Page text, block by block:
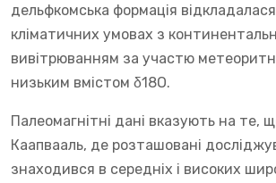
дельфкомська формація
кліматичних умовах з
вивітрюванням за участю
низьким вмістом δ18O.
Палеомагнітні дані вказують на те,
Каапвааль, де розташовані
знаходився в середніх і високих